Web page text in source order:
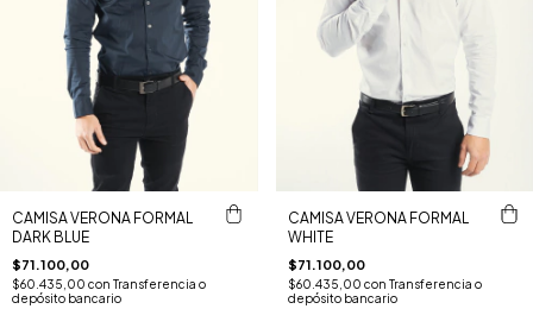
CAMISA VERONA FORMAL
DARK BLUE
$71.100,00
$60.435,00 con Transferencia o
depósito bancario
CAMISA VERONA FORMAL
WHITE
$71.100,00
$60.435,00 con Transferencia o
depósito bancario